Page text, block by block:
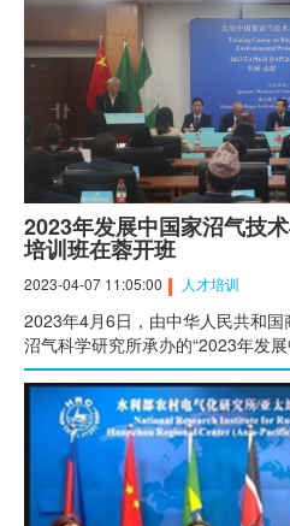
2023年发展中国家沼气技
培训班在蓉开班
2023-04-07 11:05:00 人才培训
2023年4月6日，由中华人民共和
沼气科学研究所承办的“2023年发
环境保护培训班”在成都举行开班
泊尔、尼日利亚、约旦和加纳等6
环境、农业领域研究、生产、推广
加本次为期21天的培训。商务部驻
科学院国际合作高级顾问王韧、中
天金、农业农村部成都沼气科学研
致辞。